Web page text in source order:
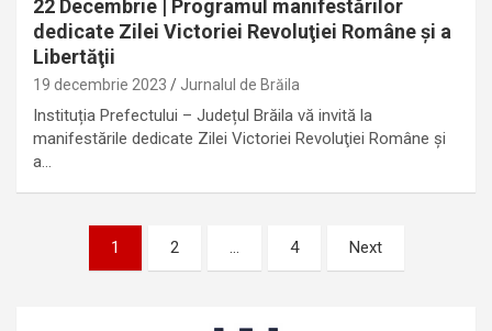
22 Decembrie | Programul manifestărilor
dedicate Zilei Victoriei Revoluţiei Române şi a
Libertăţii
19 decembrie 2023 Jurnalul de Brăila
Instituția Prefectului – Județul Brăila vă invită la
manifestările dedicate Zilei Victoriei Revoluţiei Române şi
a…
Paginație
articole
1 2 … 4 Next